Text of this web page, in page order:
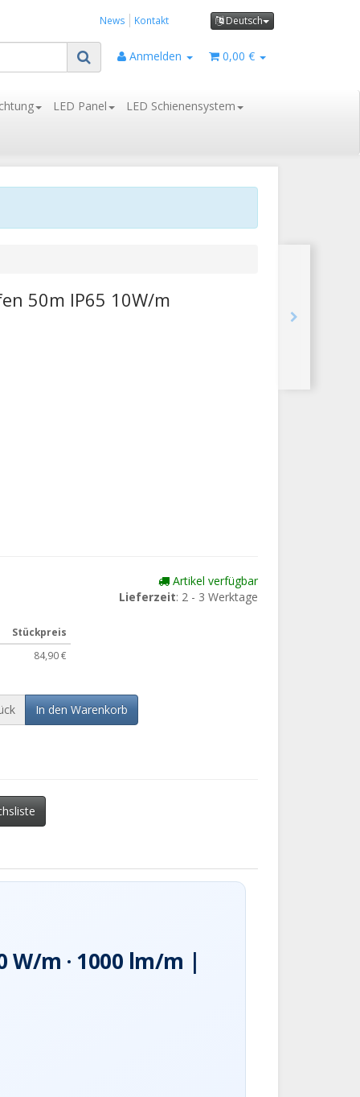
Deutsch
News Kontakt
Anmelden 0,00 €
LED Panel LED Schienensystem
50m IP65 10W/m
Stückpreis
84,90 €
Artikel verfügbar
Lieferzeit: 2 - 3 Werktage
In den Warenkorb
W/m · 1000 lm/m |